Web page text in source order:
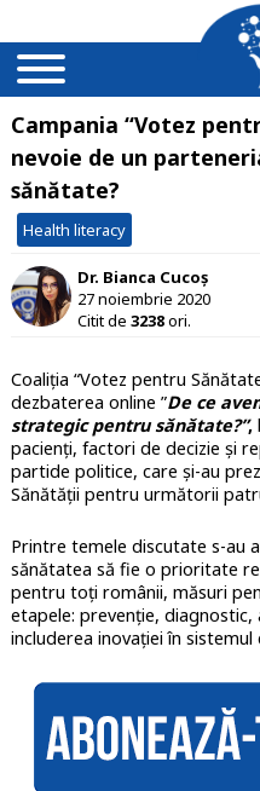
Campania “Votez
nevoie de un
sănătate?
Health literacy
Dr. Bianca Cucoș
27 noiembrie 2020
Citit de 3238ori.
Coaliția “Votez pentru
dezbaterea online ”De ce
strategic pentru sănătate?”,
pacienți, factori de decizie și
partide politice, care și-au
Sănătății pentru următorii
Printre temele discutate s-au
sănătatea să fie o prioritate
pentru toți românii, măsuri
etapele: prevenție, diagnostic,
includerea inovației în sistemul